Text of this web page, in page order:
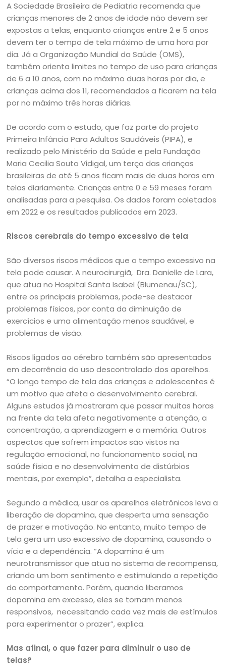
A Sociedade Brasileira de Pediatria recomenda que
crianças menores de 2 anos de idade não devem ser
expostas a telas, enquanto crianças entre 2 e 5 anos
devem ter o tempo de tela máximo de uma hora por
dia. Já a Organização Mundial da Saúde (OMS),
também orienta limites no tempo de uso para crianças
de 6 a 10 anos, com no máximo duas horas por dia, e
crianças acima dos 11, recomendados a ficarem na tela
por no máximo três horas diárias.
De acordo com o estudo, que faz parte do projeto
Primeira Infância Para Adultos Saudáveis (PIPA), e
realizado pelo Ministério da Saúde e pela Fundação
Maria Cecilia Souto Vidigal, um terço das crianças
brasileiras de até 5 anos ficam mais de duas horas em
telas diariamente. Crianças entre 0 e 59 meses foram
analisadas para a pesquisa. Os dados foram coletados
em 2022 e os resultados publicados em 2023.
Riscos cerebrais do tempo excessivo de tela
São diversos riscos médicos que o tempo excessivo na
tela pode causar. A neurocirurgiã, Dra. Danielle de Lara,
que atua no Hospital Santa Isabel (Blumenau/SC),
entre os principais problemas, pode-se destacar
problemas físicos, por conta da diminuição de
exercícios e uma alimentação menos saudável, e
problemas de visão.
Riscos ligados ao cérebro também são apresentados
em decorrência do uso descontrolado dos aparelhos.
“O longo tempo de tela das crianças e adolescentes é
um motivo que afeta o desenvolvimento cerebral.
Alguns estudos já mostraram que passar muitas horas
na frente da tela afeta negativamente a atenção, a
concentração, a aprendizagem e a memória. Outros
aspectos que sofrem impactos são vistos na
regulação emocional, no funcionamento social, na
saúde física e no desenvolvimento de distúrbios
mentais, por exemplo”, detalha a especialista.
Segundo a médica, usar os aparelhos eletrônicos leva a
liberação de dopamina, que desperta uma sensação
de prazer e motivação. No entanto, muito tempo de
tela gera um uso excessivo de dopamina, causando o
vício e a dependência. “A dopamina é um
neurotransmissor que atua no sistema de recompensa,
criando um bom sentimento e estimulando a repetição
do comportamento. Porém, quando liberamos
dopamina em excesso, eles se tornam menos
responsivos, necessitando cada vez mais de estímulos
para experimentar o prazer”, explica.
Mas afinal, o que fazer para diminuir o uso de
telas?